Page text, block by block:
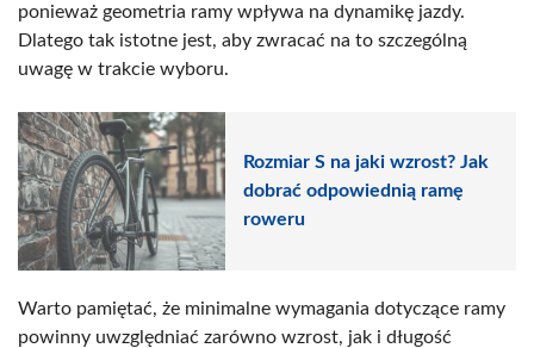
ponieważ geometria ramy wpływa na dynamikę jazdy.
Dlatego tak istotne jest, aby zwracać na to szczególną
uwagę w trakcie wyboru.
Rozmiar S na jaki wzrost? Jak
dobrać odpowiednią ramę
roweru
Warto pamiętać, że minimalne wymagania dotyczące ramy
powinny uwzględniać zarówno wzrost, jak i długość